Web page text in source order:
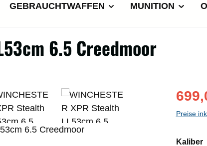
GEBRAUCHTWAFFEN MUNITION
6.5 Creedmoor
Preise
Kaliber